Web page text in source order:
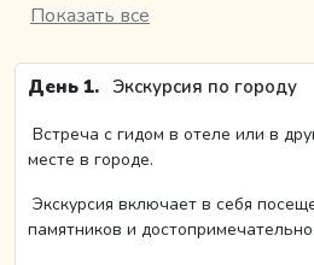
Показать все
День 1. Экскурсия по городу
Встреча с гидом в отеле или в
месте в городе.
Экскурсия включает в себя
памятников и